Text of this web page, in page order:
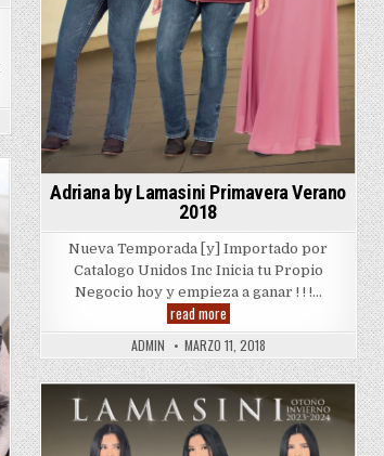
Adriana by Lamasini Primavera Verano
2018
Nueva Temporada [y] Importado por
Catalogo Unidos Inc Inicia tu Propio
Negocio hoy y empieza a ganar ! ! !…
read moreAdriana
by
Lamasini
Primavera
Verano
2018
ADMIN MARZO 11, 2018
Posted